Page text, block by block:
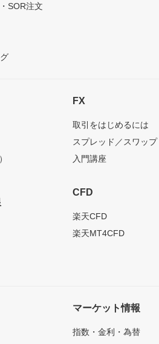
SOR注文
FX
取引をはじめるには
スプレッド／スワップ
入門講座
CFD
楽天CFD
楽天MT4CFD
マーケット情報
指数・金利・為替